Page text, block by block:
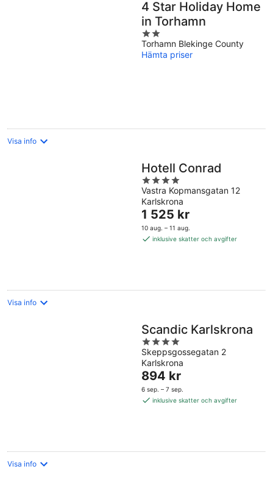
4 Star Holiday Home
in Torhamn
2
out
of
Torhamn Blekinge County
Hämta priser
Visa info
Hotell Conrad
4
out
of
5
Vastra Kopmansgatan 12
Karlskrona
Priset
är
1 525 kr
1 525 kr
10 aug. – 11 aug.
inklusive skatter och avgifter
Visa info
Scandic Karlskrona
4
out
of
5
Skeppsgossegatan 2
Karlskrona
Priset
är
894 kr
894 kr
6 sep. – 7 sep.
inklusive skatter och avgifter
Visa info